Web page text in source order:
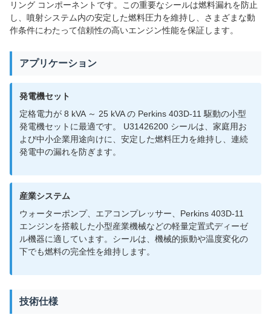
リング コンポーネントです。この重要なシールは燃料漏れを防止
し、噴射システム内の安定した燃料圧力を維持し、さまざまな動
作条件にわたって信頼性の高いエンジン性能を保証します。
アプリケーション
発電機セット
定格電力が 8 kVA ～ 25 kVA の Perkins 403D-11 駆動の小型
発電機セットに最適です。 U31426200 シールは、家庭用お
よび中小企業用途向けに、安定した燃料圧力を維持し、連続
発電中の漏れを防ぎます。
産業システム
ウォーターポンプ、エアコンプレッサー、Perkins 403D-11
エンジンを搭載した小型産業機械などの軽量定置式ディーゼ
ル機器に適しています。シールは、機械的振動や温度変化の
下でも燃料の完全性を維持します。
技術仕様